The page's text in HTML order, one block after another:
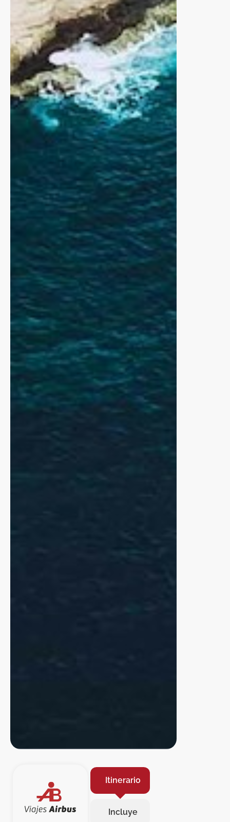
Itinerario
Incluye